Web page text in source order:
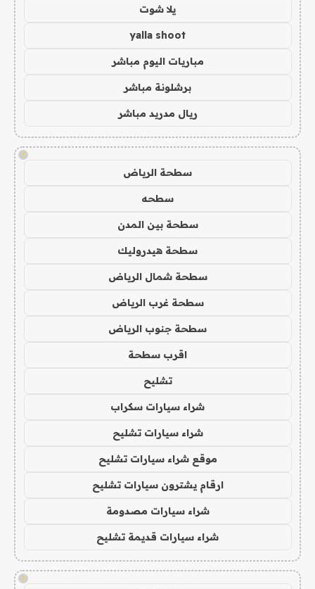
يلا شوت
yalla shoot
مباريات اليوم مباشر
برشلونة مباشر
ريال مدريد مباشر
!
سطحة الرياض
سطحه
سطحة بين المدن
سطحة هيدروليك
سطحة شمال الرياض
سطحة غرب الرياض
سطحة جنوب الرياض
اقرب سطحة
تشليح
شراء سيارات سكراب
شراء سيارات تشليح
موقع شراء سيارات تشليح
ارقام يشترون سيارات تشليح
شراء سيارات مصدومة
شراء سيارات قديمة تشليح
!